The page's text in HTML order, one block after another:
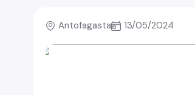
Antofagasta 13/05/2024